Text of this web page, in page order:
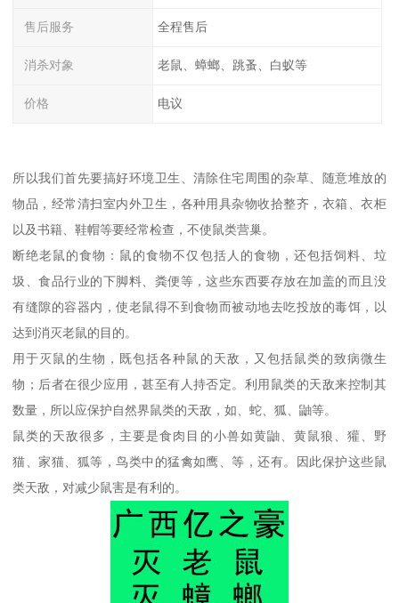
售后服务 全程售后
消杀对象 老鼠、蟑螂、跳蚤、白蚁等
价格 电议
所以我们首先要搞好环境卫生、清除住宅周围的杂草、随意堆放的
物品，经常清扫室内外卫生，各种用具杂物收拾整齐，衣箱、衣柜
以及书籍、鞋帽等要经常检查，不使鼠类营巢。
断绝老鼠的食物：鼠的食物不仅包括人的食物，还包括饲料、垃
圾、食品行业的下脚料、粪便等，这些东西要存放在加盖的而且没
有缝隙的容器内，使老鼠得不到食物而被动地去吃投放的毒饵，以
达到消灭老鼠的目的。
用于灭鼠的生物，既包括各种鼠的天敌，又包括鼠类的致病微生
物；后者在很少应用，甚至有人持否定。利用鼠类的天敌来控制其
数量，所以应保护自然界鼠类的天敌，如、蛇、狐、鼬等。
鼠类的天敌很多，主要是食肉目的小兽如黄鼬、黄鼠狼、獾、野
猫、家猫、狐等，鸟类中的猛禽如鹰、等，还有。因此保护这些鼠
类天敌，对减少鼠害是有利的。